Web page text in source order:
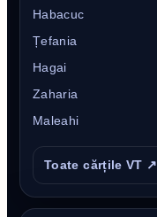
Habacuc
Țefania
Hagai
Zaharia
Maleahi
Toate cărțile VT ↗